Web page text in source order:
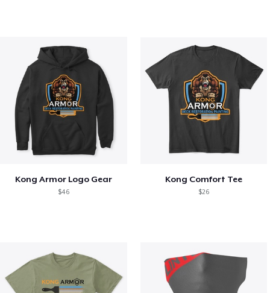
Kong Armor Logo Gear
$46
Kong Comfort Tee
$26